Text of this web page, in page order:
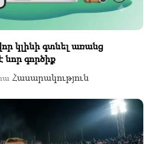
կլինի գտնել առանց
նոր գործիք
Հասարակություն